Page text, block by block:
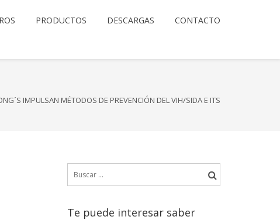
PRODUCTOS DESCARGAS CONTACTO
IMPULSAN MÉTODOS DE PREVENCIÓN DEL VIH/SIDA E ITS
Te puede interesar saber